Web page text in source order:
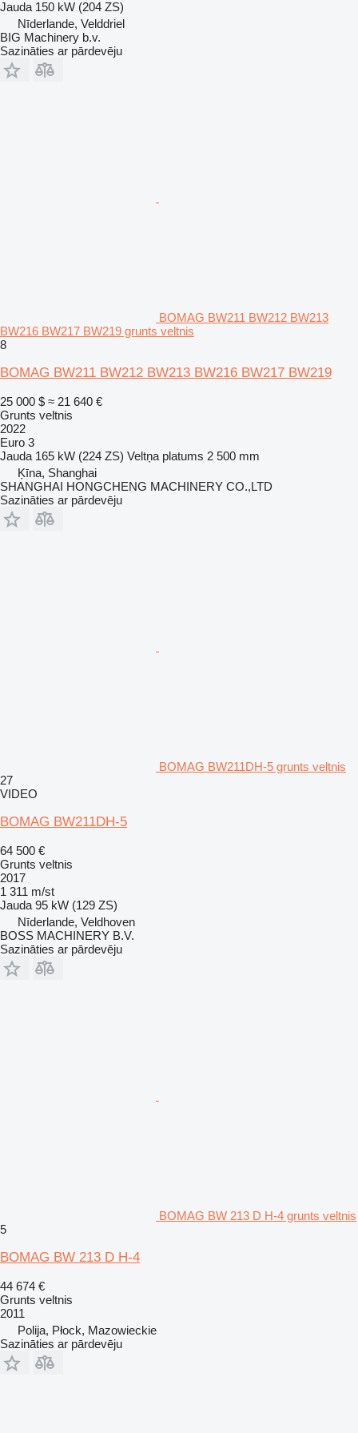
Jauda 150 kW (204 ZS)
Nīderlande, Velddriel
BIG Machinery b.v.
Sazināties ar pārdevēju
BOMAG BW211 BW212 BW213
BW216 BW217 BW219 grunts veltnis
8
BOMAG BW211 BW212 BW213 BW216 BW217 BW219
25 000 $ ≈ 21 640 €
Grunts veltnis
2022
Euro 3
Jauda 165 kW (224 ZS) Veltņa platums 2 500 mm
Ķīna, Shanghai
SHANGHAI HONGCHENG MACHINERY CO.,LTD
Sazināties ar pārdevēju
BOMAG BW211DH-5 grunts veltnis
27
VIDEO
BOMAG BW211DH-5
64 500 €
Grunts veltnis
2017
1 311 m/st
Jauda 95 kW (129 ZS)
Nīderlande, Veldhoven
BOSS MACHINERY B.V.
Sazināties ar pārdevēju
BOMAG BW 213 D H-4 grunts veltnis
5
BOMAG BW 213 D H-4
44 674 €
Grunts veltnis
2011
Polija, Płock, Mazowieckie
Sazināties ar pārdevēju